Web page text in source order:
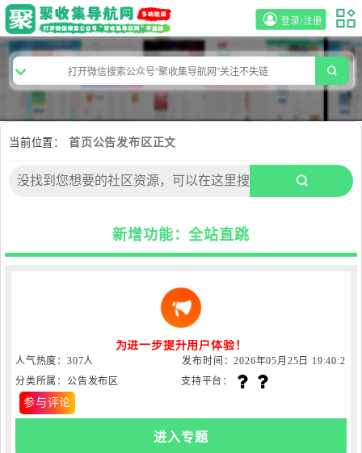
登录/注册
当前位置： 首页公告发布区正文
新增功能：全站直跳
为进一步提升用户体验！
人气热度：307人
发布时间：2026年05月25日 19:40:2
6
支持平台：
分类所属：公告发布区
参与评论
进入专题